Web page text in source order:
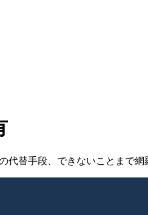
代替手段、できないことまで網